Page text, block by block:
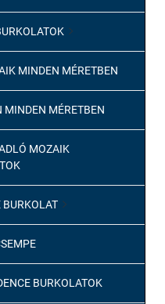

MINDEN MÉRETBEN
MINDEN MÉRETBEN
MOZAIK
BURKOLAT 
BURKOLATOK